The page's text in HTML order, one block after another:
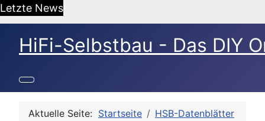
Letzte News
HiFi-Selbstbau - Das DIY
Aktuelle Seite: Startseite
HSB-Datenblätter